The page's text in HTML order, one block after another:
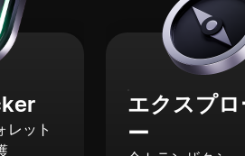
レット
エクスプロ
ー